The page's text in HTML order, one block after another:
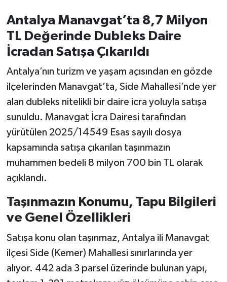
Antalya Manavgat’ta 8,7 Milyon
TL Değerinde Dubleks Daire
İcradan Satışa Çıkarıldı
Antalya’nın turizm ve yaşam açısından en gözde
ilçelerinden Manavgat’ta, Side Mahallesi’nde yer
alan dubleks nitelikli bir daire icra yoluyla satışa
sunuldu. Manavgat İcra Dairesi tarafından
yürütülen 2025/14549 Esas sayılı dosya
kapsamında satışa çıkarılan taşınmazın
muhammen bedeli 8 milyon 700 bin TL olarak
açıklandı.
Taşınmazın Konumu, Tapu Bilgileri
ve Genel Özellikleri
Satışa konu olan taşınmaz, Antalya ili Manavgat
ilçesi Side (Kemer) Mahallesi sınırlarında yer
alıyor. 442 ada 3 parsel üzerinde bulunan yapı,